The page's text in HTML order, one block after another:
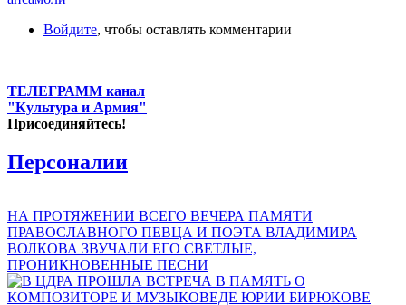
Войдите, чтобы оставлять комментарии
ТЕЛЕГРАММ канал
"Культура и Армия"
Присоединяйтесь!
Персоналии
НА ПРОТЯЖЕНИИ ВСЕГО ВЕЧЕРА ПАМЯТИ
ПРАВОСЛАВНОГО ПЕВЦА И ПОЭТА ВЛАДИМИРА
ВОЛКОВА ЗВУЧАЛИ ЕГО СВЕТЛЫЕ,
ПРОНИКНОВЕННЫЕ ПЕСНИ